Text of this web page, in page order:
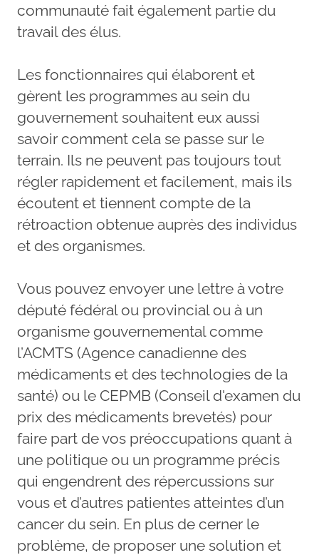
communauté fait également partie du
travail des élus.
Les fonctionnaires qui élaborent et
gèrent les programmes au sein du
gouvernement souhaitent eux aussi
savoir comment cela se passe sur le
terrain. Ils ne peuvent pas toujours tout
régler rapidement et facilement, mais ils
écoutent et tiennent compte de la
rétroaction obtenue auprès des individus
et des organismes.
Vous pouvez envoyer une lettre à votre
député fédéral ou provincial ou à un
organisme gouvernemental comme
l’ACMTS (Agence canadienne des
médicaments et des technologies de la
santé) ou le CEPMB (Conseil d'examen du
prix des médicaments brevetés) pour
faire part de vos préoccupations quant à
une politique ou un programme précis
qui engendrent des répercussions sur
vous et d’autres patientes atteintes d’un
cancer du sein. En plus de cerner le
problème, de proposer une solution et